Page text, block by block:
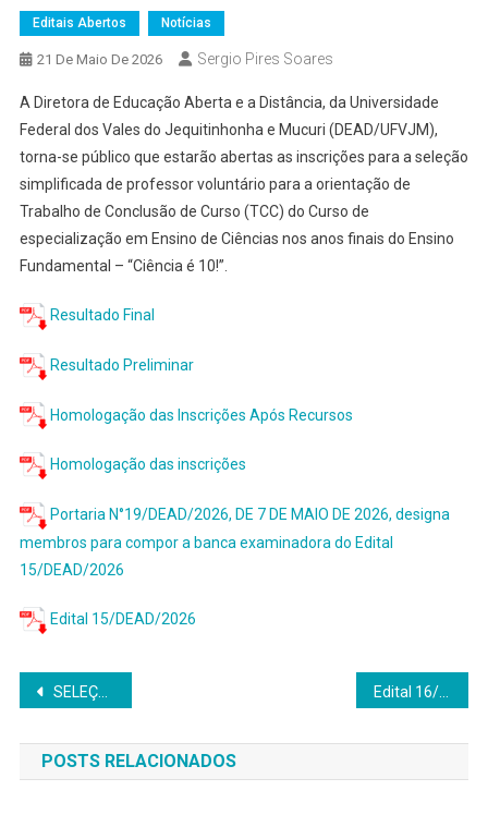
Editais Abertos Notícias
21 De Maio De 2026 Sergio Pires Soares
A Diretora de Educação Aberta e a Distância, da Universidade
Federal dos Vales do Jequitinhonha e Mucuri (DEAD/UFVJM),
torna-se público que estarão abertas as inscrições para a seleção
simplificada de professor voluntário para a orientação de
Trabalho de Conclusão de Curso (TCC) do Curso de
especialização em Ensino de Ciências nos anos finais do Ensino
Fundamental – “Ciência é 10!”.
Resultado Final
Resultado Preliminar
Homologação das Inscrições Após Recursos
Homologação das inscrições
Portaria N°19/DEAD/2026, DE 7 DE MAIO DE 2026, designa
membros para compor a banca examinadora do Edital
15/DEAD/2026
Edital 15/DEAD/2026
Navegação
de
Post
SELEÇÃO PARA CADASTRO RESERVA DE PROFESSOR BOLSISTA PARA O CURSO DE ADMINISTRAÇÃO PÚBLICA NA MODALIDADE A DISTÂNCIA – EDITAL 14/DEAD/2026
POSTS RELACIONADOS